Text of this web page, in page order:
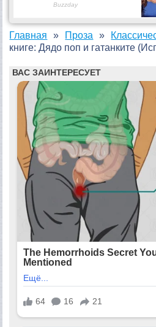
Главная Проза
книге: Дядо поп и гатанките